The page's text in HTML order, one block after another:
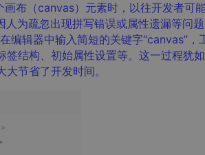
布（canvas）元素时，以往开发者可
为疏忽出现拼写错误或属性遗漏等问
编辑器中输入简短的关键字“canvas”，
结构、初始属性设置等。这一过程犹
节省了开发时间。